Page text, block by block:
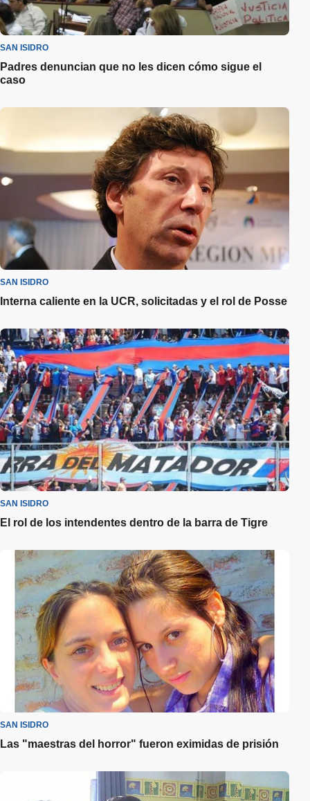
SAN ISIDRO
Padres denuncian que no les dicen cómo sigue el
caso
SAN ISIDRO
Interna caliente en la UCR, solicitadas y el rol de Posse
SAN ISIDRO
El rol de los intendentes dentro de la barra de Tigre
SAN ISIDRO
Las "maestras del horror" fueron eximidas de prisión